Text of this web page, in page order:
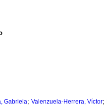
Gabriela; Valenzuela-Herrera, Víctor;